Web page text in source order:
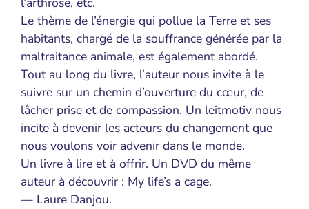
Le thème de l’énergie qui pollue la Terre et ses
habitants, chargé de la souffrance générée par la
maltraitance animale, est également abordé.
Tout au long du livre, l’auteur nous invite à le
suivre sur un chemin d’ouverture du cœur, de
lâcher prise et de compassion. Un leitmotiv nous
incite à devenir les acteurs du changement que
nous voulons voir advenir dans le monde.
Un livre à lire et à offrir. Un DVD du même
auteur à découvrir : My life’s a cage.
— Laure Danjou.